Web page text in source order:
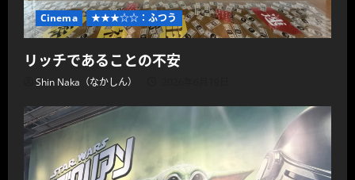
Cinema ★★★☆☆：ふつう
リッチであることの不安
Shin Naka（なかしん）